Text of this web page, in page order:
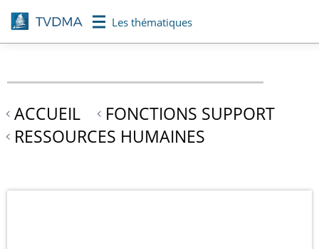
Aller
au
contenu
Les thématiques
ACCUEIL
FONCTIONS SUPPORT
RESSOURCES HUMAINES